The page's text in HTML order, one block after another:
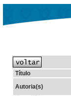
Título
Autoria(s)